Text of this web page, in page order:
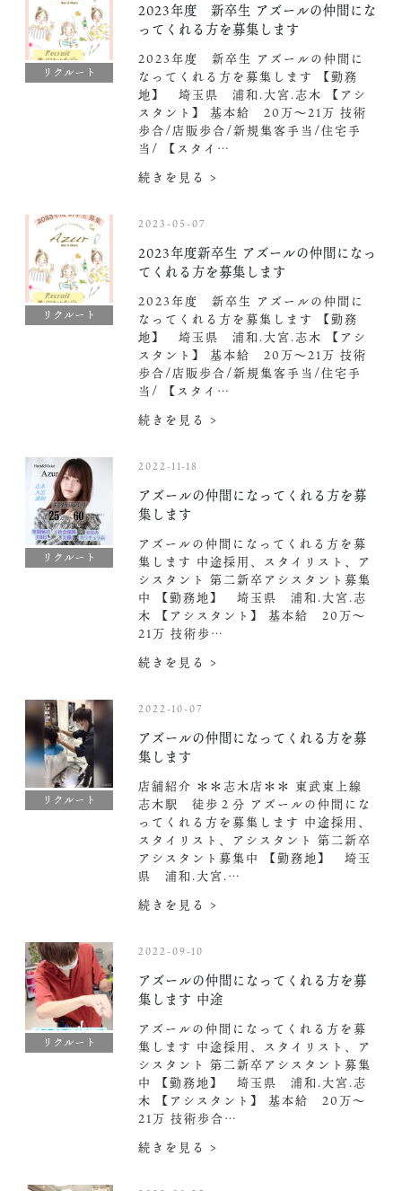
リクルート
2023年度 新卒生 アズールの仲間にな
ってくれる方を募集します
2023年度 新卒生 アズールの仲間に
なってくれる方を募集します 【勤務
地】 埼玉県 浦和.大宮.志木 【アシ
スタント】 基本給 20万〜21万 技術
歩合/店販歩合/新規集客手当/住宅手
当/ 【スタイ…
続きを見る >
リクルート
2023-05-07
2023年度新卒生 アズールの仲間になっ
てくれる方を募集します
2023年度 新卒生 アズールの仲間に
なってくれる方を募集します 【勤務
地】 埼玉県 浦和.大宮.志木 【アシ
スタント】 基本給 20万〜21万 技術
歩合/店販歩合/新規集客手当/住宅手
当/ 【スタイ…
続きを見る >
リクルート
2022-11-18
アズールの仲間になってくれる方を募
集します️
アズールの仲間になってくれる方を募
集します️ 中途採用、スタイリスト、ア
シスタント 第二新卒アシスタント募集
中️ 【勤務地】 埼玉県 浦和.大宮.志
木 【アシスタント】 基本給 20万〜
21万 技術歩…
続きを見る >
リクルート
2022-10-07
アズールの仲間になってくれる方を募
集します
店舗紹介 ＊＊志木店＊＊ 東武東上線
志木駅 徒歩２分 アズールの仲間にな
ってくれる方を募集します 中途採用、
スタイリスト、アシスタント 第二新卒
アシスタント募集中️ 【勤務地】 埼玉
県 浦和.大宮.…
続きを見る >
リクルート
2022-09-10
アズールの仲間になってくれる方を募
集します 中途
アズールの仲間になってくれる方を募
集します 中途採用、スタイリスト、ア
シスタント 第二新卒アシスタント募集
中️ 【勤務地】 埼玉県 浦和.大宮.志
木 【アシスタント】 基本給 20万〜
21万 技術歩合…
続きを見る >